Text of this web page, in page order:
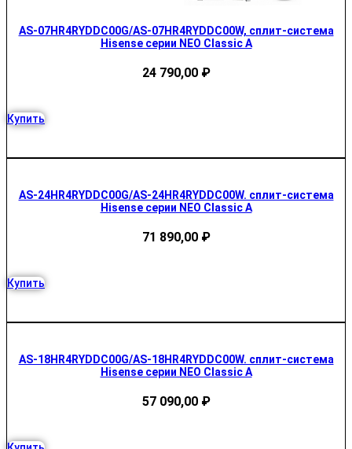
AS-07HR4RYDDC00G/AS-07HR4RYDDC00W, сплит-система
Hisense серии NEO Classic A
24 790,00 ₽
Купить
AS-24HR4RYDDC00G/AS-24HR4RYDDC00W. сплит-система
Hisense серии NEO Classic A
71 890,00 ₽
Купить
AS-18HR4RYDDC00G/AS-18HR4RYDDC00W. сплит-система
Hisense серии NEO Classic A
57 090,00 ₽